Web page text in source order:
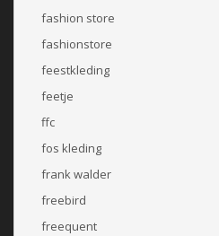
fashion store
fashionstore
feestkleding
feetje
ffc
fos kleding
frank walder
freebird
freequent